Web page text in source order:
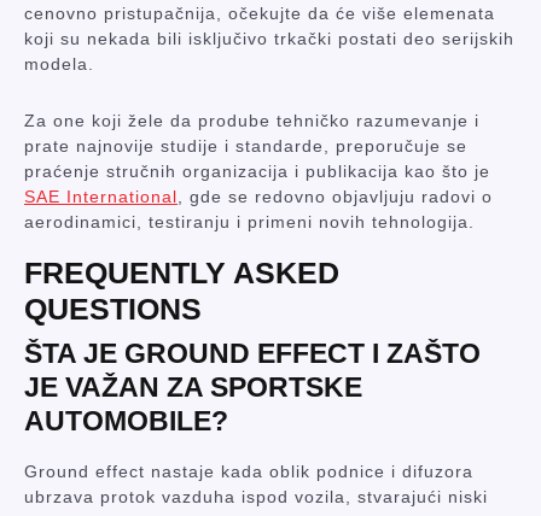
cenovno pristupačnija, očekujte da će više elemenata
koji su nekada bili isključivo trkački postati deo serijskih
modela.
Za one koji žele da prodube tehničko razumevanje i
prate najnovije studije i standarde, preporučuje se
praćenje stručnih organizacija i publikacija kao što je
SAE International, gde se redovno objavljuju radovi o
aerodinamici, testiranju i primeni novih tehnologija.
FREQUENTLY ASKED
QUESTIONS
ŠTA JE GROUND EFFECT I ZAŠTO
JE VAŽAN ZA SPORTSKE
AUTOMOBILE?
Ground effect nastaje kada oblik podnice i difuzora
ubrzava protok vazduha ispod vozila, stvarajući niski